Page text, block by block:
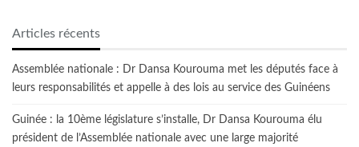
Articles récents
Assemblée nationale : Dr Dansa Kourouma met les députés face à
leurs responsabilités et appelle à des lois au service des Guinéens
Guinée : la 10ème législature s’installe, Dr Dansa Kourouma élu
président de l’Assemblée nationale avec une large majorité